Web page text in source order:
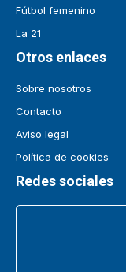
Fútbol femenino
La 21
Otros enlaces
Sobre nosotros
Contacto
Aviso legal
Política de cookies
Redes sociales